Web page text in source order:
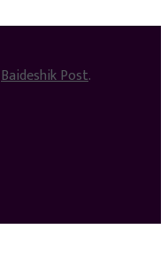
Baideshik Post.